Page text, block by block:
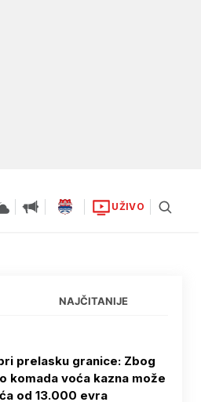
UŽIVO
NAJČITANIJE
prelasku granice: Zbog
komada voća kazna može
od 13.000 evra